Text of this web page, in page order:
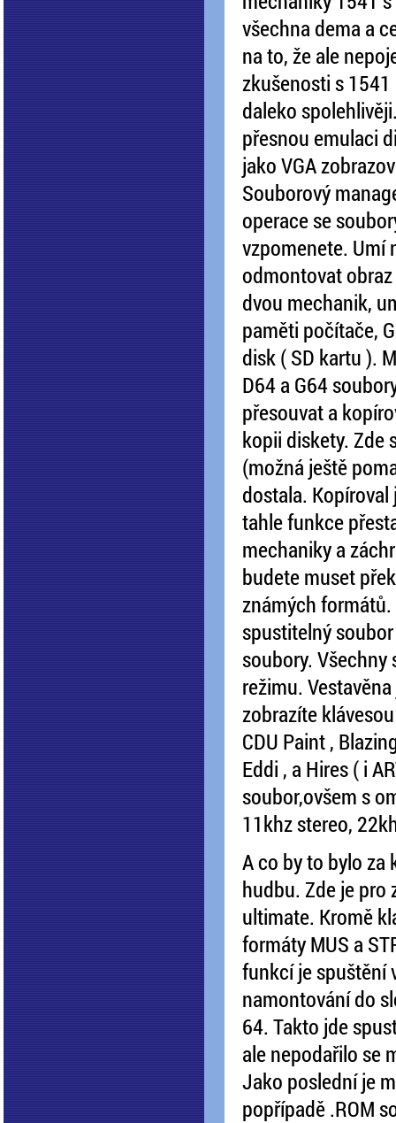
všechna dema a
na to, že ale
zkušenosti s
daleko
přesnou emulaci
jako VGA
Souborový
operace se
vzpomenete. Umí
odmontovat
dvou mechanik,
paměti počítače,
disk ( SD kartu ).
D64 a G64
přesouvat a
kopii diskety. Zde
(možná ještě
dostala.
tahle funkce
mechaniky a
budete muset
známých formátů.
spustitelný soubor
soubory. Všechny
režimu.
zobrazíte
CDU Paint ,
Eddi , a Hires ( i
soubor,ovšem s
11khz stereo,
A co by to bylo za
hudbu. Zde je pro
ultimate. Kromě
formáty MUS a
funkcí je spuštění
namontování do
64. Takto jde
ale nepodařilo se
Jako poslední je
popřípadě .ROM